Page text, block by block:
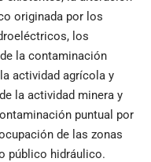
originada por los
los
la contaminación
actividad agrícola y
la actividad minera y
puntual por
de las zonas
público hidráulico.